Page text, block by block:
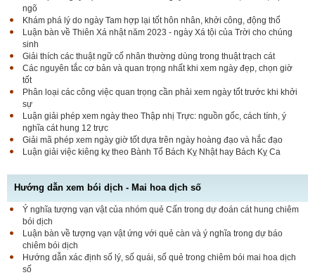
ngõ
Khám phá lý do ngày Tam hợp lại tốt hôn nhân, khởi công, động thổ
Luận bàn về Thiên Xá nhật năm 2023 - ngày Xá tội của Trời cho chúng
sinh
Giải thích các thuật ngữ cổ nhân thường dùng trong thuật trạch cát
Các nguyên tắc cơ bản và quan trọng nhất khi xem ngày đẹp, chọn giờ
tốt
Phân loại các công việc quan trọng cần phải xem ngày tốt trước khi khởi
sự
Luận giải phép xem ngày theo Thập nhị Trực: nguồn gốc, cách tính, ý
nghĩa cát hung 12 trực
Giải mã phép xem ngày giờ tốt dựa trên ngày hoàng đạo và hắc đạo
Luận giải việc kiêng kỵ theo Bành Tổ Bách Kỵ Nhật hay Bách Kỵ Ca
Hướng dẫn xem bói dịch - Mai hoa dịch số
Ý nghĩa tượng vạn vật của nhóm quẻ Cấn trong dự đoán cát hung chiêm
bói dịch
Luận bàn về tượng vạn vật ứng với quẻ càn và ý nghĩa trong dự báo
chiêm bói dịch
Hướng dẫn xác định số lý, số quái, số quẻ trong chiêm bói mai hoa dịch
số